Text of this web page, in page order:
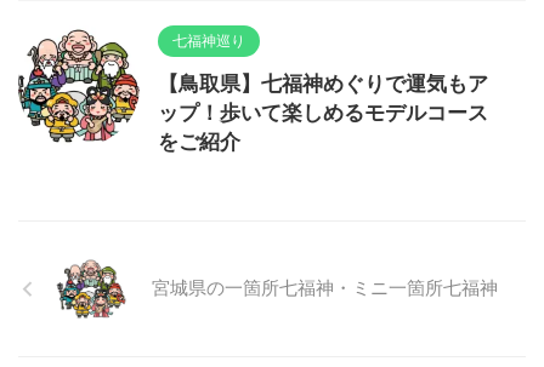
七福神巡り
【鳥取県】七福神めぐりで運気もア
ップ！歩いて楽しめるモデルコース
をご紹介
宮城県の一箇所七福神・ミニ一箇所七福神